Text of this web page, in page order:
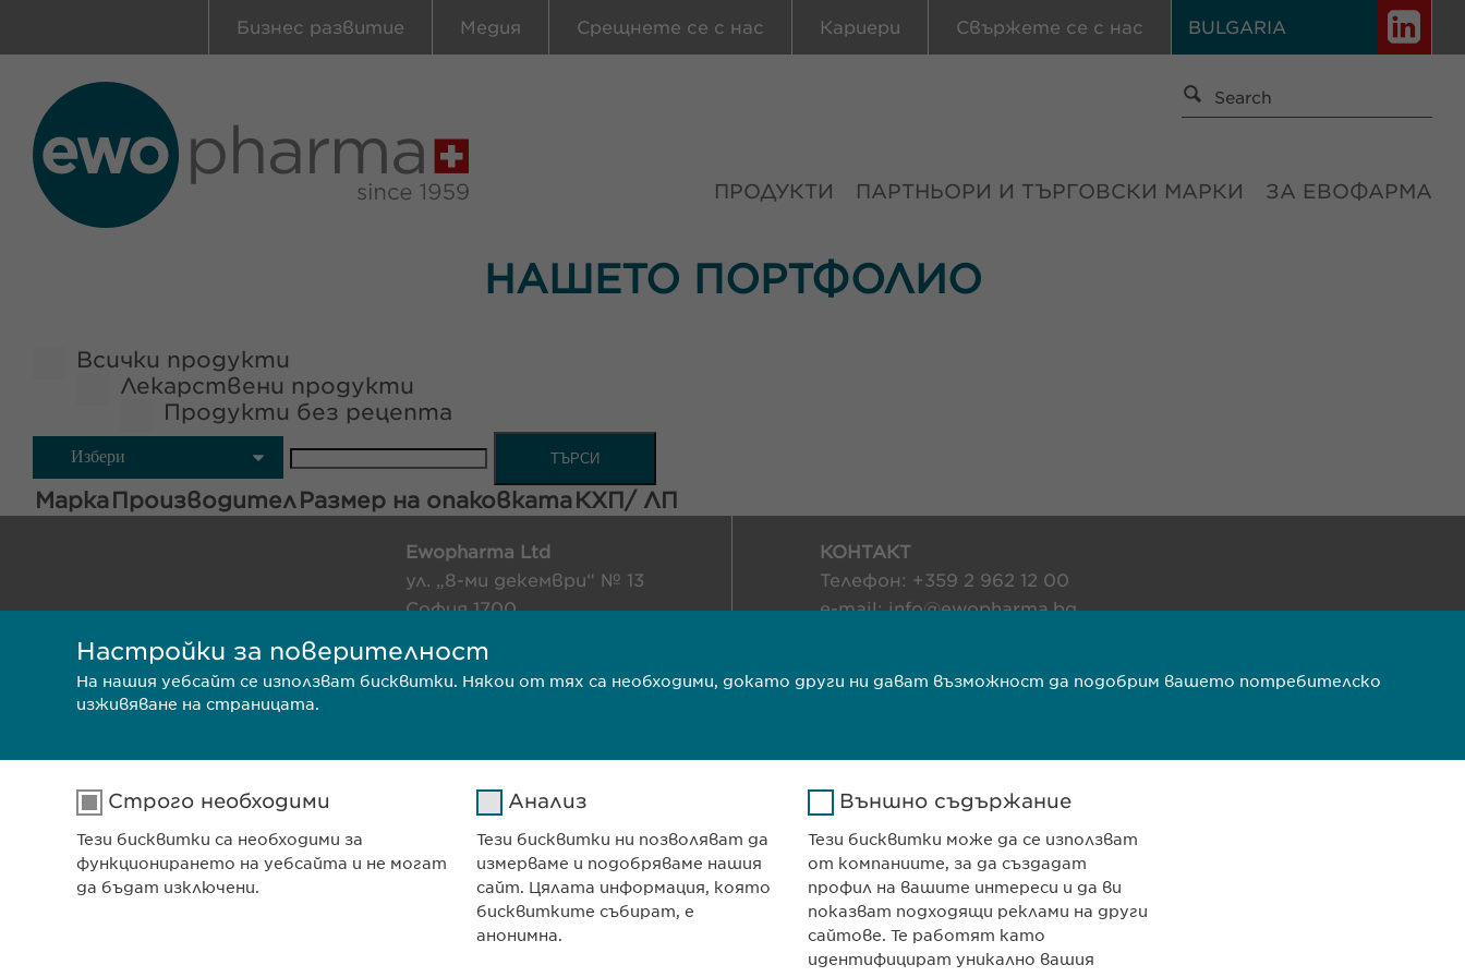
BULGARIA
Бизнес развитие Медия Срещнете се с нас Кариери Свържете се с нас
ПРОДУКТИ ПАРТНЬОРИ И ТЪРГОВСКИ МАРКИ ЗА ЕВОФАРМА
НАШЕТО ПОРТФОЛИО
Всички продукти
Лекарствени продукти
Продукти без рецепта
Избери ТЪРСИ
МаркаПроизводителРазмер на опаковкатаКХП/ ЛП
Ewopharma Ltd
ул. „8-ми декември“ № 13
София 1700
КОНТАКТ
Телефон: +359 2 962 12 00
e-mail:info@ewopharma.bg
ПОЛИТИКА НА БИСКВИТКИТЕ
Настройки за поверителност
На нашия уебсайт се използват бисквитки. Някои от тях са необходими, докато други ни дават възможност да подобрим вашето потребителско
изживяване на страницата.
Строго необходими
Тези бисквитки са необходими за
функционирането на уебсайта и не могат
да бъдат изключени.
Анализ
Тези бисквитки ни позволяват да
измерваме и подобряваме нашия
сайт. Цялата информация, която
бисквитките събират, е
анонимна.
Външно съдържание
Тези бисквитки може да се използват
от компаниите, за да създадат
профил на вашите интереси и да ви
показват подходящи реклами на други
сайтове. Те работят като
идентифицират уникално вашия